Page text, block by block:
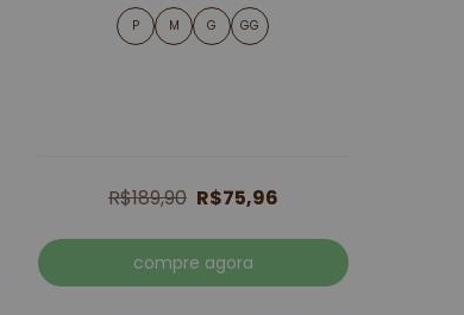
P M G GG
R$189,90 R$75,96
compre agora